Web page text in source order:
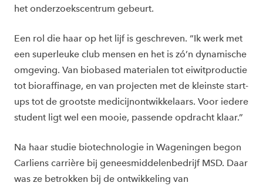
het onderzoekscentrum gebeurt.
Een rol die haar op het lijf is geschreven. “Ik werk met
een superleuke club mensen en het is zó’n dynamische
omgeving. Van biobased materialen tot eiwitproductie
tot bioraffinage, en van projecten met de kleinste start-
ups tot de grootste medicijnontwikkelaars. Voor iedere
student ligt wel een mooie, passende opdracht klaar.”
Na haar studie biotechnologie in Wageningen begon
Carliens carrière bij geneesmiddelenbedrijf MSD. Daar
was ze betrokken bij de ontwikkeling van